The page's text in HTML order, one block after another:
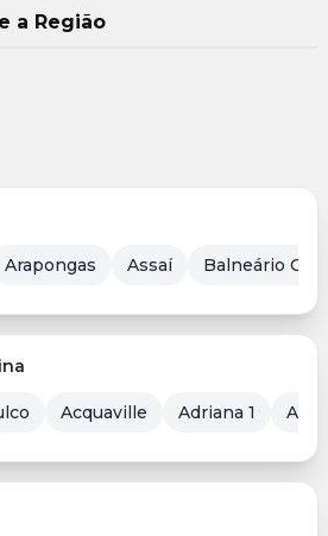
a Região
1 min Bairros de Londrina +1
Arapongas Assaí Balneário
Acquaville Adriana 1